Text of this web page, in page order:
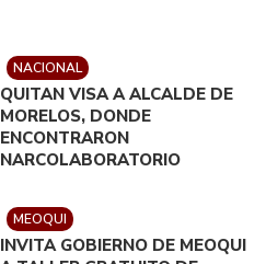
NACIONAL
QUITAN VISA A ALCALDE DE
MORELOS, DONDE
ENCONTRARON
NARCOLABORATORIO
MEOQUI
INVITA GOBIERNO DE MEOQUI